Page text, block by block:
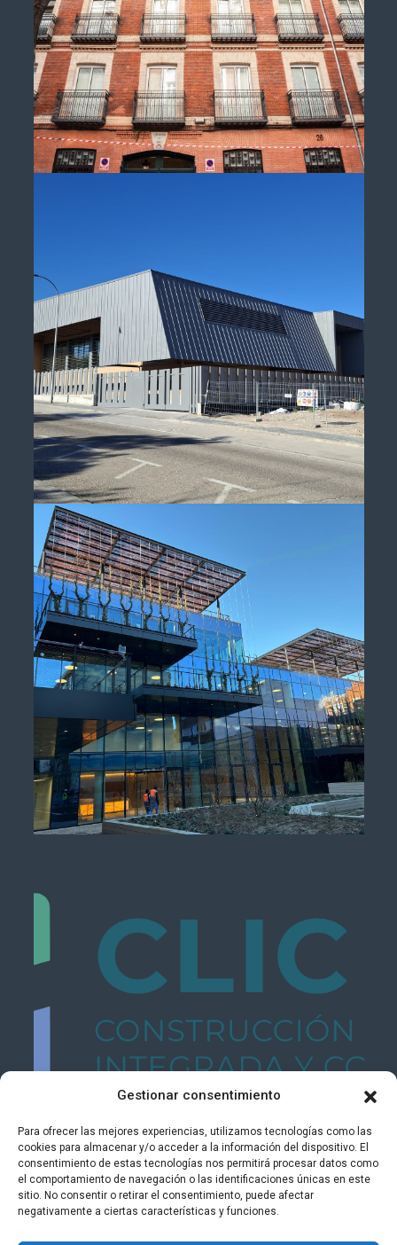
Gestionar consentimiento
Para ofrecer las mejores experiencias, utilizamos tecnologías como las
cookies para almacenar y/o acceder a la información del dispositivo. El
consentimiento de estas tecnologías nos permitirá procesar datos como
el comportamiento de navegación o las identificaciones únicas en este
sitio. No consentir o retirar el consentimiento, puede afectar
negativamente a ciertas características y funciones.